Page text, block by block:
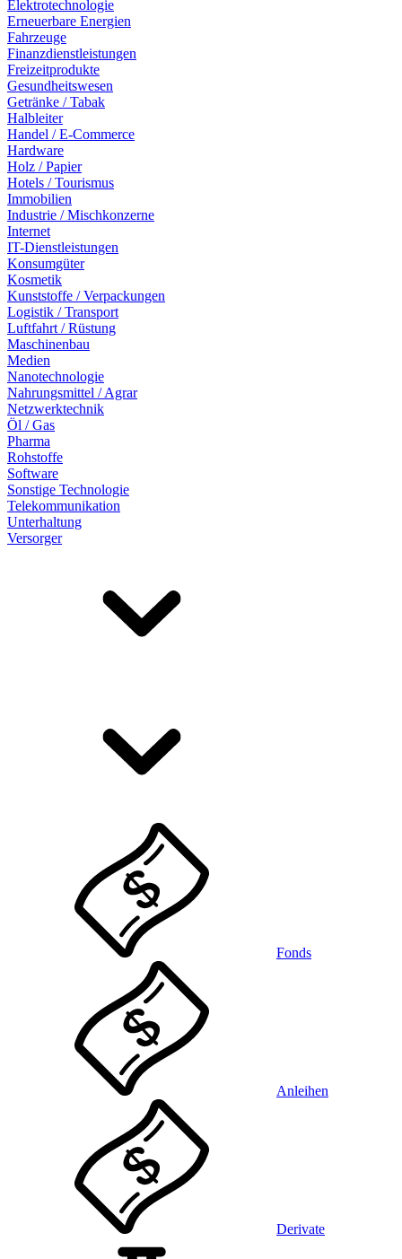
Elektrotechnologie
Erneuerbare Energien
Fahrzeuge
Finanzdienstleistungen
Freizeitprodukte
Gesundheitswesen
Getränke / Tabak
Halbleiter
Handel / E-Commerce
Hardware
Holz / Papier
Hotels / Tourismus
Immobilien
Industrie / Mischkonzerne
Internet
IT-Dienstleistungen
Konsumgüter
Kosmetik
Kunststoffe / Verpackungen
Logistik / Transport
Luftfahrt / Rüstung
Maschinenbau
Medien
Nanotechnologie
Nahrungsmittel / Agrar
Netzwerktechnik
Öl / Gas
Pharma
Rohstoffe
Software
Sonstige Technologie
Telekommunikation
Unterhaltung
Versorger
Fonds
Anleihen
Derivate